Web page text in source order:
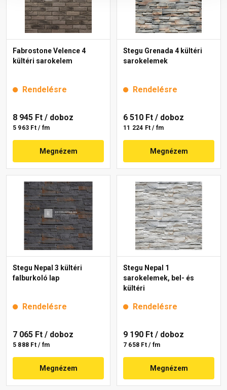
Fabrostone Velence 4
kültéri sarokelem
Rendelésre
8 945 Ft / doboz
5 963 Ft / fm
Megnézem
Stegu Grenada 4 kültéri
sarokelemek
Rendelésre
6 510 Ft / doboz
11 224 Ft / fm
Megnézem
Stegu Nepal 3 kültéri
falburkoló lap
Rendelésre
7 065 Ft / doboz
5 888 Ft / fm
Megnézem
Stegu Nepal 1
sarokelemek, bel- és
kültéri
Rendelésre
9 190 Ft / doboz
7 658 Ft / fm
Megnézem